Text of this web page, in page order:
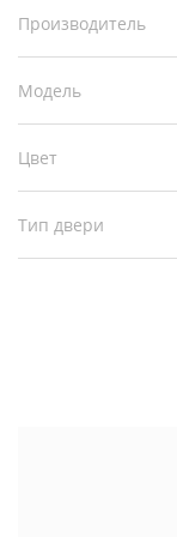
Производитель
Модель
Цвет
Тип двери